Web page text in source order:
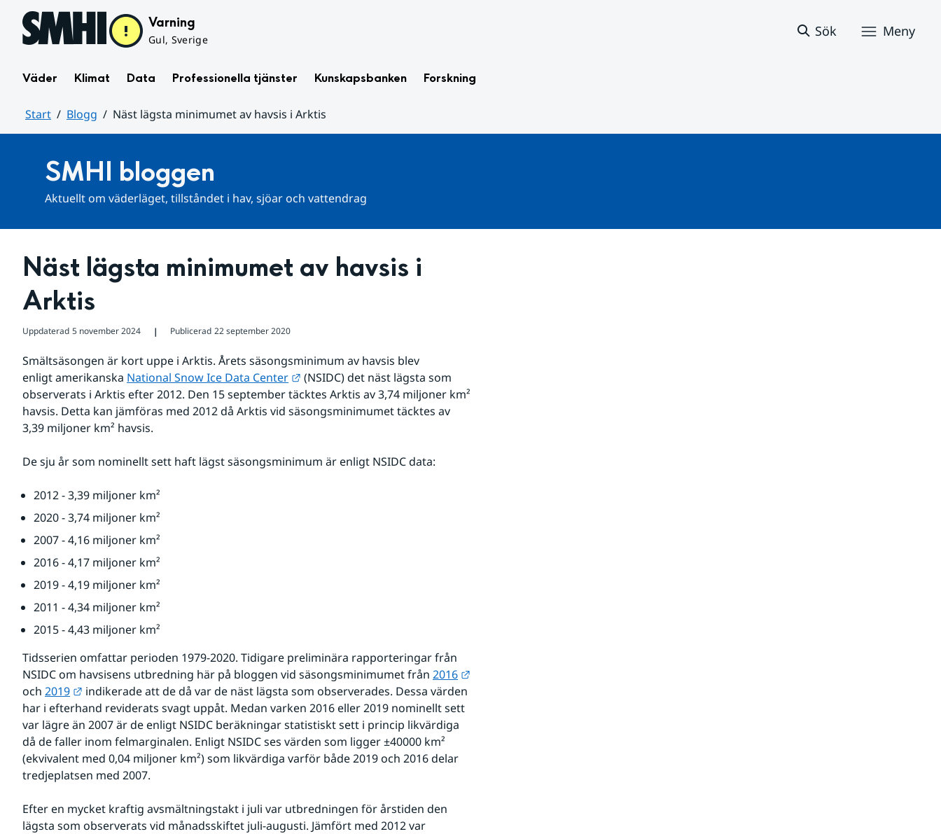
Hoppa till sidans innehåll Varning
Gul, Sverige
Sök Meny
Väder Klimat Data Professionella tjänster Kunskapsbanken Forskning
Start Blogg
Näst lägsta minimumet av havsis i Arktis
SMHI bloggen
Aktuellt om väderläget, tillståndet i hav, sjöar och vattendrag
Näst lägsta minimumet av havsis i
Arktis
Uppdaterad 5 november 2024 ❘ Publicerad 22 september 2020
Smältsäsongen är kort uppe i Arktis. Årets säsongsminimum av havsis blev
enligt amerikanska National Snow Ice Data Center Länk till annan webbplats.
(NSIDC) det näst lägsta som
observerats i Arktis efter 2012. Den 15 september täcktes Arktis av 3,74 miljoner km²
havsis. Detta kan jämföras med 2012 då Arktis vid säsongsminimumet täcktes av
3,39 miljoner km² havsis.
De sju år som nominellt sett haft lägst säsongsminimum är enligt NSIDC data:
2012 - 3,39 miljoner km²
2020 - 3,74 miljoner km²
2007 - 4,16 miljoner km²
2016 - 4,17 miljoner km²
2019 - 4,19 miljoner km²
2011 - 4,34 miljoner km²
2015 - 4,43 miljoner km²
Tidsserien omfattar perioden 1979-2020. Tidigare preliminära rapporteringar från
NSIDC om havsisens utbredning här på bloggen vid säsongsminimumet från 2016
och 2019 Länk till annan webbplats.
indikerade att de då var de näst lägsta som observerades. Dessa värden
har i efterhand reviderats svagt uppåt. Medan varken 2016 eller 2019 nominellt sett
var lägre än 2007 är de enligt NSIDC beräkningar statistiskt sett i princip likvärdiga
då de faller inom felmarginalen. Enligt NSIDC ses värden som ligger ±40000 km²
(ekvivalent med 0,04 miljoner km²) som likvärdiga varför både 2019 och 2016 delar
tredjeplatsen med 2007.
Efter en mycket kraftig avsmältningstakt i juli var utbredningen för årstiden den
lägsta som observerats vid månadsskiftet juli-augusti. Jämfört med 2012 var